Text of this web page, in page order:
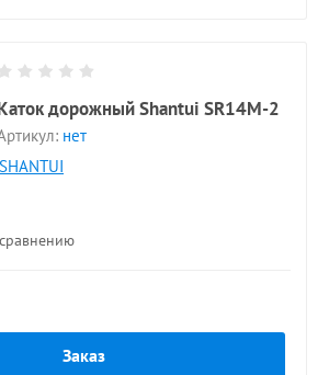
дорожный Shantui SR14M-2
нет
SHANTUI
Заказ